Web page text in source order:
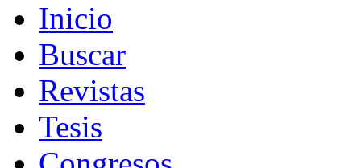
Inicio
Buscar
Revistas
Tesis